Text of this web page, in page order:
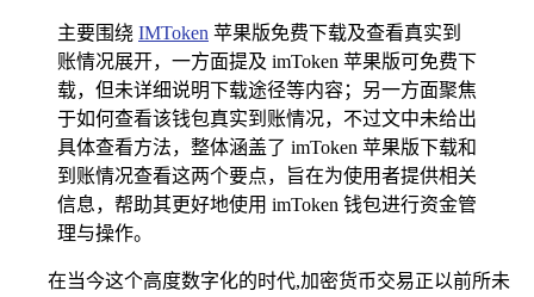
主要围绕 IMToken 苹果版免费下载及查看真实到
账情况展开，一方面提及 imToken 苹果版可免费下
载，但未详细说明下载途径等内容；另一方面聚焦
于如何查看该钱包真实到账情况，不过文中未给出
具体查看方法，整体涵盖了 imToken 苹果版下载和
到账情况查看这两个要点，旨在为使用者提供相关
信息，帮助其更好地使用 imToken 钱包进行资金管
理与操作。
在当今这个高度数字化的时代,加密货币交易正以前所未